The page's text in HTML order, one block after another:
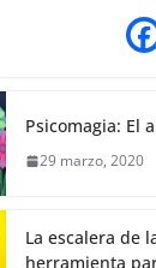
Psicomagia: El
29 marzo, 2020
La escalera de
herramienta